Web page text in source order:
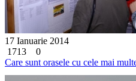
17 Ianuarie 2014
1713
0
Care sunt orasele cu cele mai